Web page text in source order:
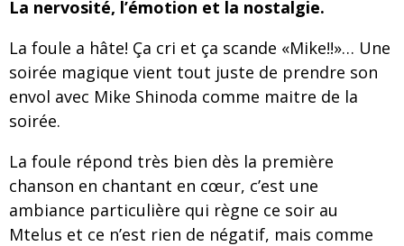
La nervosité, l’émotion et la nostalgie.
La foule a hâte! Ça cri et ça scande «Mike!!»… Une
soirée magique vient tout juste de prendre son
envol avec Mike Shinoda comme maitre de la
soirée.
La foule répond très bien dès la première
chanson en chantant en cœur, c’est une
ambiance particulière qui règne ce soir au
Mtelus et ce n’est rien de négatif, mais comme